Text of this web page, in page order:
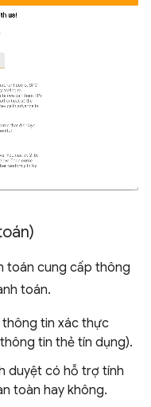
toán cung cấp thông
toán.
tin xác thực
tin thẻ tín dụng).
duyệt có hỗ trợ tính
toàn hay không.